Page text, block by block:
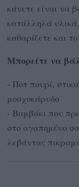
κάνετε είναι να
κατάλληλά
καθαρίζετε και
Μπορείτε να
- Ποτ πουρί,
μοσχοκάρυδο
- Βαμβάκι που
στο αγαπημένο
λεβάντας